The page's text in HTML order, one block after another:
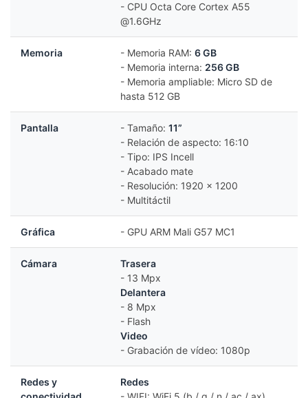
- CPU Octa Core Cortex A55
@1.6GHz
Memoria - Memoria RAM: 6GB
- Memoria interna: 256 GB
- Memoria ampliable: Micro SD de
hasta 512 GB
Pantalla - Tamaño: 11”
- Relación de aspecto: 16:10
- Tipo: IPS Incell
- Acabado mate
- Resolución: 1920 x 1200
- Multitáctil
Gráfica - GPU ARM Mali G57 MC1
Cámara
Trasera
- 13 Mpx
Delantera
- 8 Mpx
- Flash
Video
- Grabación de vídeo: 1080p
Redes y
Redes